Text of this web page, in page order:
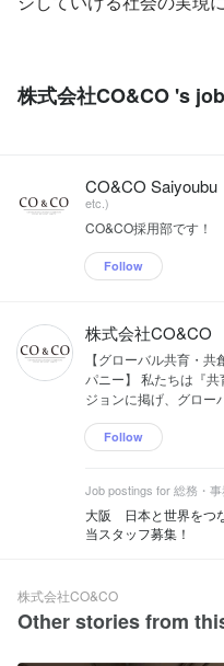
株式会社CO&CO 's
CO&CO Saiyoubu
etc.)
CO&CO採用部です！
Follow
株式会社CO&CO
【グローバル共育・
パニー】 私たちは『
ジョンに掲げ、グロー
Follow
Job postings for 総務・
大阪 日本と世界をつ
当スタッフ募集！
株式会社CO&CO
Other stories from